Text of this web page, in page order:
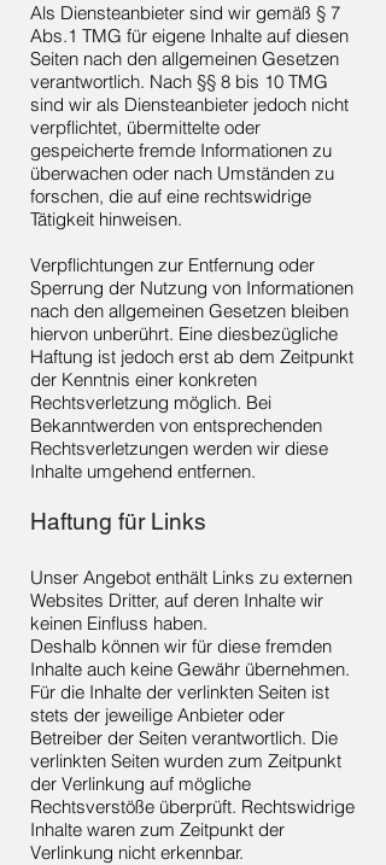
Als Diensteanbieter sind wir gemäß § 7
Abs.1 TMG für eigene Inhalte auf diesen
Seiten nach den allgemeinen Gesetzen
verantwortlich. Nach §§ 8 bis 10 TMG
sind wir als Diensteanbieter jedoch nicht
verpflichtet, übermittelte oder
gespeicherte fremde Informationen zu
überwachen oder nach Umständen zu
forschen, die auf eine rechtswidrige
Tätigkeit hinweisen.
Verpflichtungen zur Entfernung oder
Sperrung der Nutzung von Informationen
nach den allgemeinen Gesetzen bleiben
hiervon unberührt. Eine diesbezügliche
Haftung ist jedoch erst ab dem Zeitpunkt
der Kenntnis einer konkreten
Rechtsverletzung möglich. Bei
Bekanntwerden von entsprechenden
Rechtsverletzungen werden wir diese
Inhalte umgehend entfernen.
Haftung für Links
Unser Angebot enthält Links zu externen
Websites Dritter, auf deren Inhalte wir
keinen Einfluss haben.
Deshalb können wir für diese fremden
Inhalte auch keine Gewähr übernehmen.
Für die Inhalte der verlinkten Seiten ist
stets der jeweilige Anbieter oder
Betreiber der Seiten verantwortlich. Die
verlinkten Seiten wurden zum Zeitpunkt
der Verlinkung auf mögliche
Rechtsverstöße überprüft. Rechtswidrige
Inhalte waren zum Zeitpunkt der
Verlinkung nicht erkennbar.